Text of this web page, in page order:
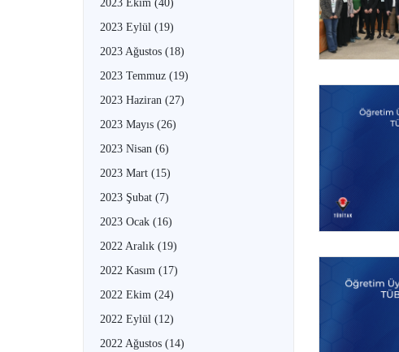
2023 Ekim (40)
2023 Eylül (19)
2023 Ağustos (18)
2023 Temmuz (19)
2023 Haziran (27)
2023 Mayıs (26)
2023 Nisan (6)
2023 Mart (15)
2023 Şubat (7)
2023 Ocak (16)
2022 Aralık (19)
2022 Kasım (17)
2022 Ekim (24)
2022 Eylül (12)
2022 Ağustos (14)